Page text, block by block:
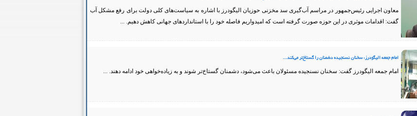
معاون اجرایی رئیس‌جمهور در مراسم آب‌گیری سد مخزنی حوزیان الیگودرز با اشاره به سیاست‌های کلی دولت برای رفع مشکل آب
گفت: اقدامات موثری در این حوزه صورت گرفته است که امیدواریم فاصله خود را با استانداردهای جهانی کاهش دهیم. ...
امام جمعه الیگودرز: سخنان نسنجیده دشمنان را گستاخ‌تر می‌کند...
امام جمعه الیگودرز گفت: سخنان نسنجیده مسئولان باعث می‌شود، دشمنان گستاخ‌تر شوند و به زیاده‌خواهی خود ادامه دهند. ...